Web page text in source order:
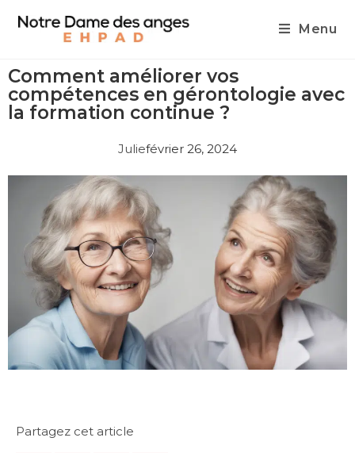
Menu
Comment améliorer vos
compétences en gérontologie avec
la formation continue ?
Juliefévrier 26, 2024
Partagez cet article